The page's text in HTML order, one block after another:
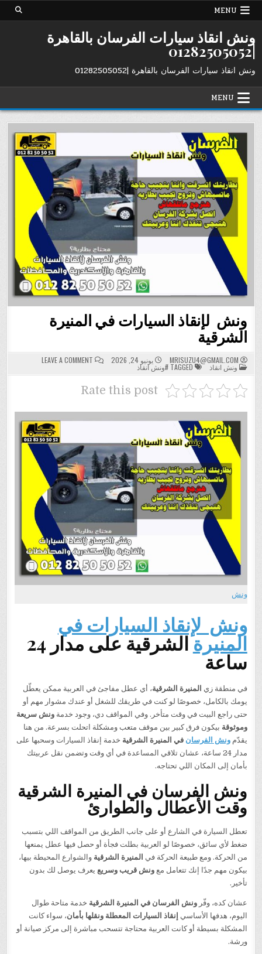
Skip
MENU
ونش انقاذ سيارات الفرسان بالقاهرة
|01282505052
ونش انقاذ سيارات الفرسان بالقاهرة |01282505052
MENU
ونش لإنقاذ السيارات في المنيرة
الشرقية
MRISUZU4@GMAIL.COM يونيو 24, 2026 LEAVE A COMMENT
ON
ونش
لإنقاذ
POSTED
IN
ونش انقاذ #ونش انقاذ
Rate this post
ونش
ونش لإنقاذ السيارات في
المنيرة الشرقية على مدار 24
ساعة
في منطقة زي المنيرة الشرقية، أي عطل مفاجئ في العربية ممكن يعطّل
يومك بالكامل، خصوصًا لو كنت في طريقك للشغل أو عندك مشوار مهم أو
حتى راجع البيت في وقت متأخر. وفي المواقف دي، وجود خدمةونش سريعة
وموثوقة بيكون فرق كبير بين موقف متعب ومشكلة اتحلت بسرعة. من هنا
يقدّمونش الفرسان في المنيرة الشرقية خدمة إنقاذ السيارات وسحبها على
مدار 24 ساعة، عشان تلاقي المساعدة في أي وقت وتضمن نقل عربيتك
بأمان إلى المكان اللي تحتاجه.
ونش الفرسان في المنيرة الشرقية
وقت الأعطال والطوارئ
تعطل السيارة في الشارع أو على جانب الطريق من المواقف اللي بتسبب
ضغط لأي سائق، خصوصًا لو العربية بطلت فجأة أو حصل فيها عطل يمنعها
من الحركة. ومع طبيعة الحركة في المنيرة الشرقية والشوارع المحيطة بيها،
بيكون مهم جدًا إنك تتعامل معونش قريب وسريع يعرف يوصل لك بدون
تأخير.
عشان كده، وفّرونش الفرسان في المنيرة الشرقية خدمة متاحة طوال
اليوم، هدفها الأساسي إنقاذ السيارات المعطلة ونقلها بأمان، سواء كانت
المشكلة بسيطة أو كانت العربية محتاجة تتسحب مباشرة إلى مركز صيانة أو
ورشة.